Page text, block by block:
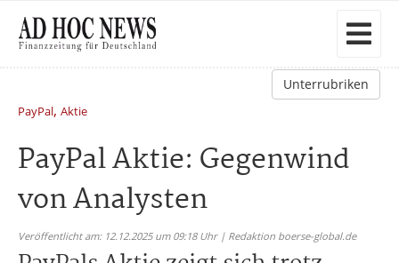
Unterrubriken
PayPal, Aktie
PayPal Aktie: Gegenwind
von Analysten
Veröffentlicht am: 12.12.2025 um 09:18 Uhr | Redaktion boerse-global.de